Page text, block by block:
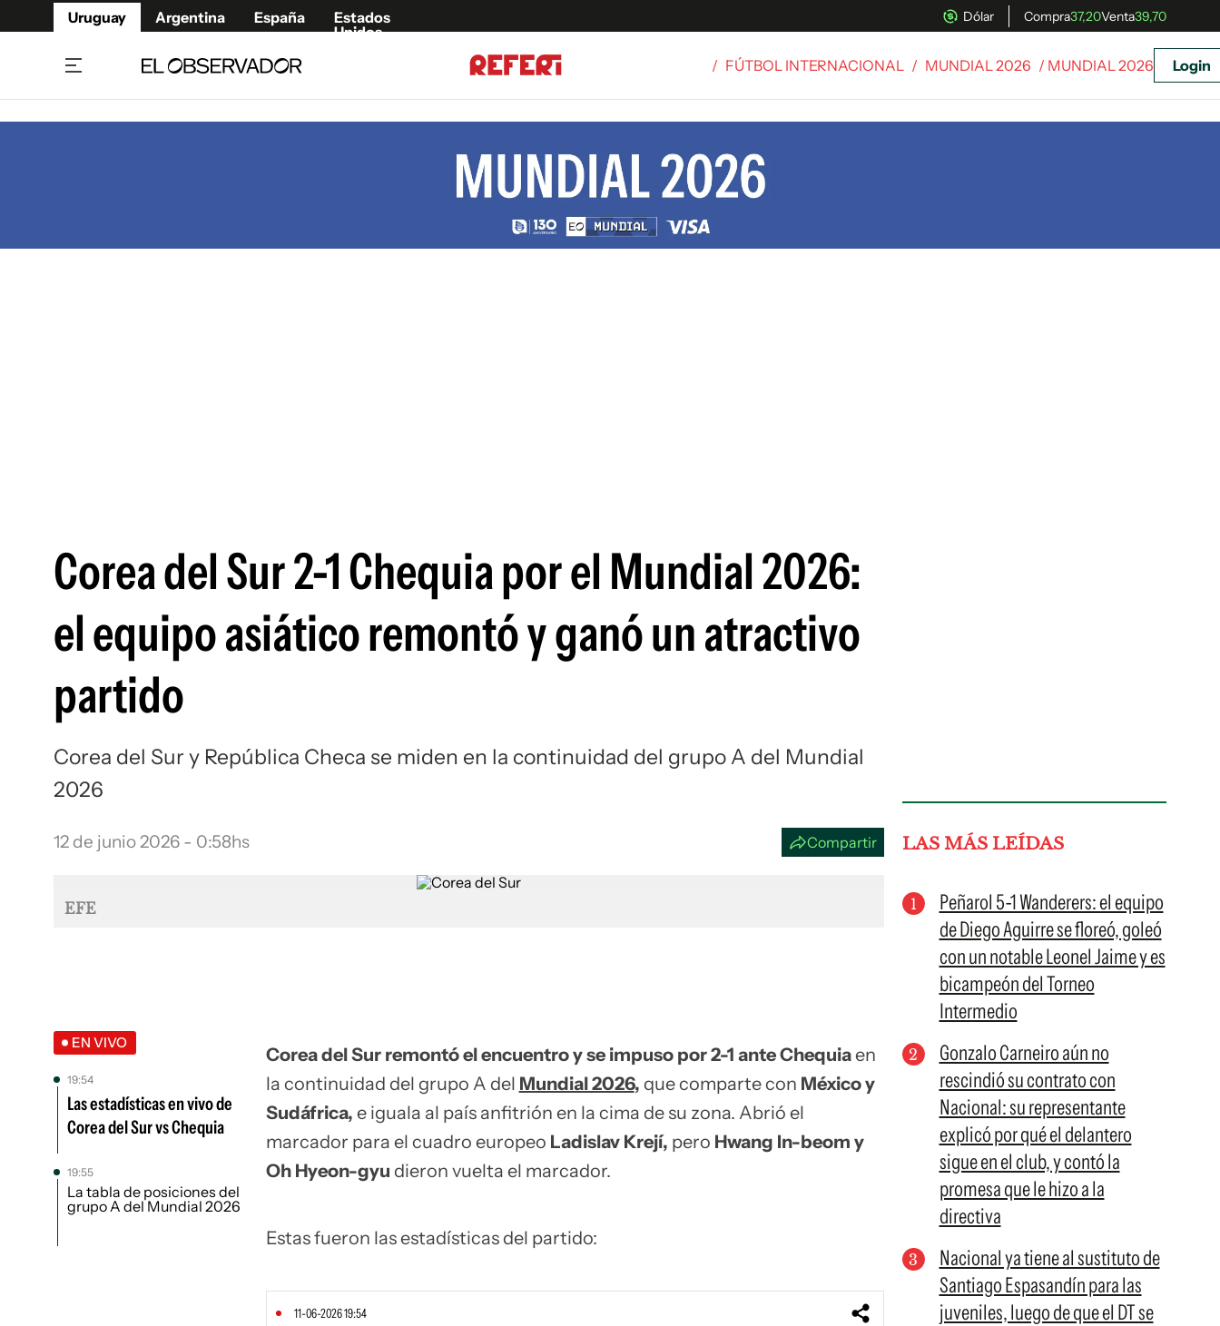
Uruguay Argentina España
Estados
Unidos
Dólar Compra37,20Venta39,70
Fútbol internacional
Polideportivo
/ FÚTBOL INTERNACIONAL / MUNDIAL 2026 / MUNDIAL 2026 Login
Corea del Sur 2-1 Chequia por el Mundial 2026:
el equipo asiático remontó y ganó un atractivo
partido
Corea del Sur y República Checa se miden en la continuidad del grupo A del Mundial
2026
12 de junio 2026 - 0:58hs Compartir
EFE
EN VIVO
19:54
Las estadísticas en vivo de
Corea del Sur vs Chequia
19:55
La tabla de posiciones del
grupo A del Mundial 2026
Corea del Sur remontó el encuentro y se impuso por 2-1 ante Chequiaen
la continuidad del grupo A del Mundial 2026, que comparte con México y
Sudáfrica, e iguala al país anfitrión en la cima de su zona. Abrió el
marcador para el cuadro europeo Ladislav Krejí, pero Hwang In-beom y
Oh Hyeon-gyu dieron vuelta el marcador.
Estas fueron las estadísticas del partido:
11-06-2026 19:54
LAS MÁS LEÍDAS
Peñarol 5-1 Wanderers: el equipo
de Diego Aguirre se floreó, goleó
con un notable Leonel Jaime y es
bicampeón del Torneo
Intermedio
Gonzalo Carneiro aún no
rescindió su contrato con
Nacional: su representante
explicó por qué el delantero
sigue en el club, y contó la
promesa que le hizo a la
directiva
Nacional ya tiene al sustituto de
Santiago Espasandín para las
juveniles, luego de que el DT se